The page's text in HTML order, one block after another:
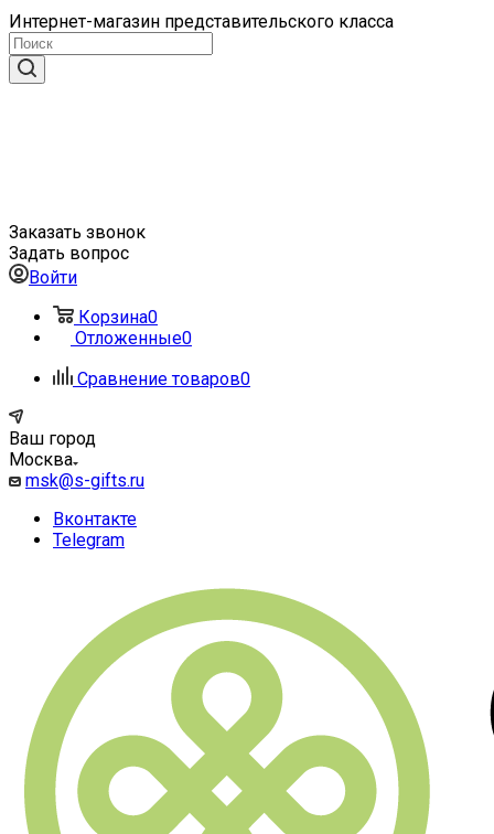
Интернет-магазин представительского класса
Заказать звонок
Задать вопрос
Войти
Корзина0
Отложенные0
Сравнение товаров0
Ваш город
Москва
msk@s-gifts.ru
Вконтакте
Telegram